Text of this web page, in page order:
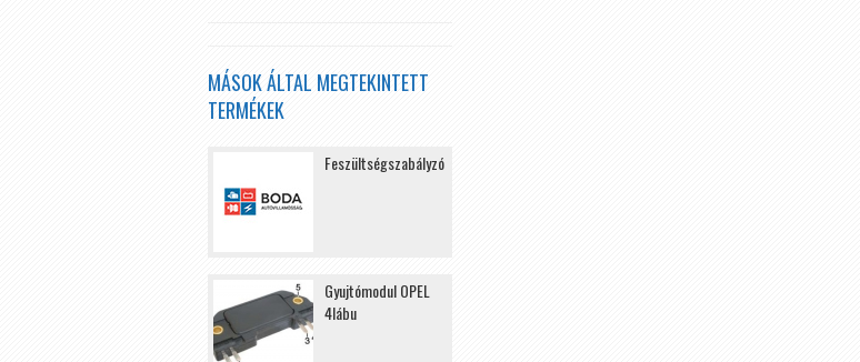
MÁSOK ÁLTAL MEGTEKINTETT
TERMÉKEK
Feszültségszabályzó
Gyujtómodul OPEL
4lábu